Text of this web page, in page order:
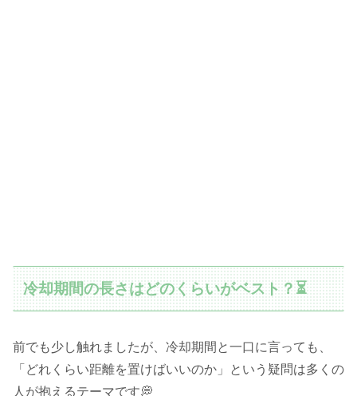
冷却期間の長さはどのくらいがベスト？⏳
前でも少し触れましたが、冷却期間と一口に言っても、
「どれくらい距離を置けばいいのか」という疑問は多くの
人が抱えるテーマです💭